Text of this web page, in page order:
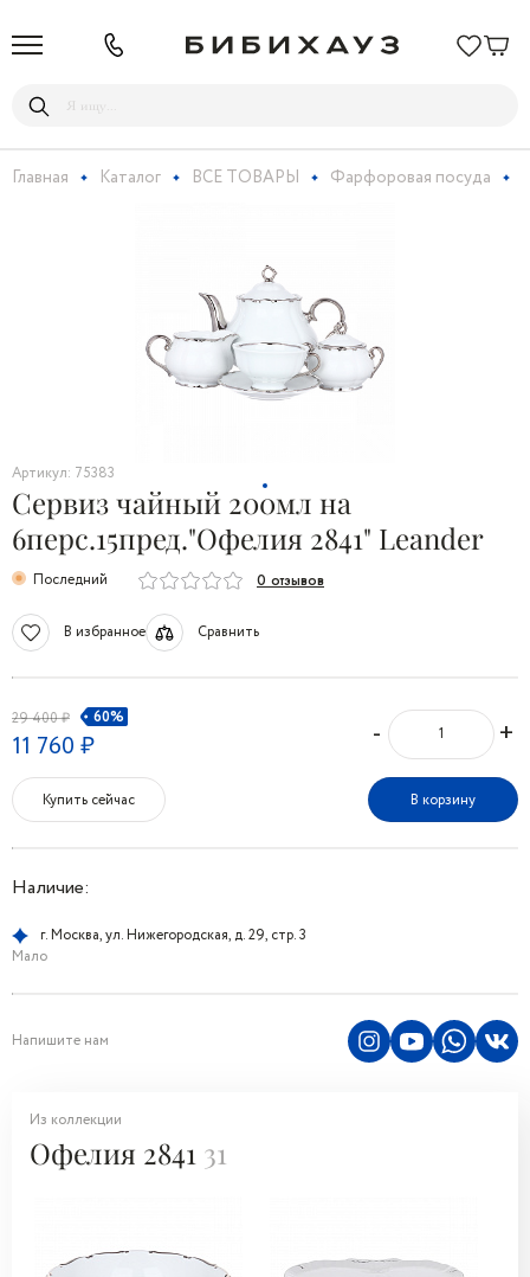
Главная Каталог ВСЕ ТОВАРЫ Фарфоровая посуда
Артикул: 75383
Сервиз чайный 200мл на
6перс.15пред."Офелия 2841" Leander
Последний 0 отзывов
В избранное Сравнить
29 400 ₽ 60%
11 760 ₽ - +
Купить сейчас В корзину
Наличие:
г. Москва, ул. Нижегородская, д. 29, стр. 3
Мало
Напишите нам
Из коллекции
Офелия 2841 31